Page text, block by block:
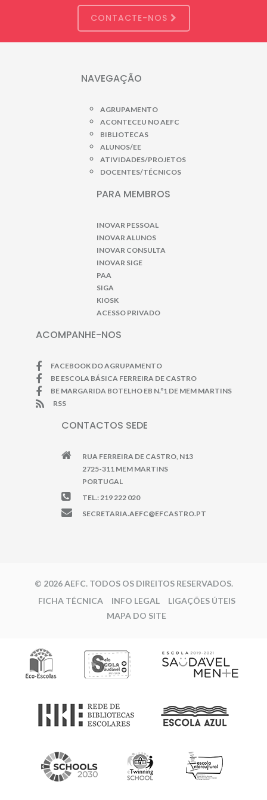
CONTACTE-NOS
NAVEGAÇÃO
AGRUPAMENTO
ACONTECEU NO AEFC
BIBLIOTECAS
ALUNOS/EE
ATIVIDADES/PROJETOS
DOCENTES/TÉCNICOS
PARA MEMBROS
INOVAR PESSOAL
INOVAR ALUNOS
INOVAR CONSULTA
INOVAR SIGE
PAA
SIGA
KIOSK
ACESSO PRIVADO
ACOMPANHE-NOS
FACEBOOK DO AGRUPAMENTO
BE ESCOLA BÁSICA FERREIRA DE CASTRO
BE MARGARIDA BOTELHO EB N.º1 DE MEM MARTINS
RSS
CONTACTOS SEDE
RUA FERREIRA DE CASTRO, N13
2725-311 MEM MARTINS
PORTUGAL
TEL.: 219 222 020
SECRETARIA.AEFC@EFCASTRO.PT
© 2026 AEFC. TODOS OS DIREITOS RESERVADOS.
FICHA TÉCNICA
INFO LEGAL
LIGAÇÕES ÚTEIS
MAPA DO SITE